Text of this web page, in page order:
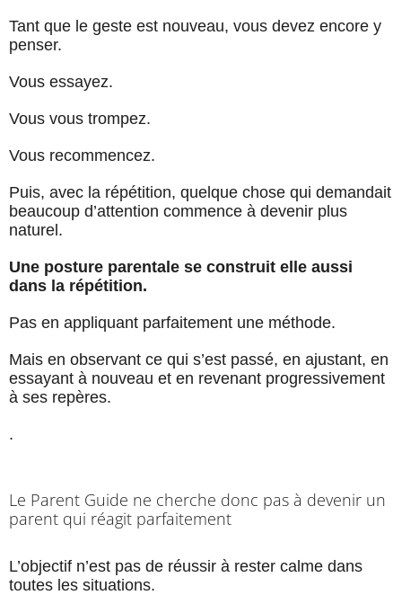
Tant que le geste est nouveau, vous devez encore y
penser.
Vous essayez.
Vous vous trompez.
Vous recommencez.
Puis, avec la répétition, quelque chose qui demandait
beaucoup d’attention commence à devenir plus
naturel.
Une posture parentale se construit elle aussi
dans la répétition.
Pas en appliquant parfaitement une méthode.
Mais en observant ce qui s’est passé, en ajustant, en
essayant à nouveau et en revenant progressivement
à ses repères.
.
Le Parent Guide ne cherche donc pas à devenir un
parent qui réagit parfaitement
L’objectif n’est pas de réussir à rester calme dans
toutes les situations.